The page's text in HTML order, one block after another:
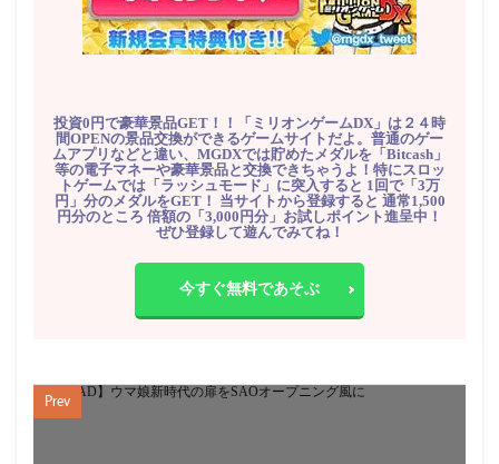
投資0円で豪華景品GET！！「ミリオンゲームDX」は２４時
間OPENの景品交換ができるゲームサイトだよ。普通のゲー
ムアプリなどと違い、MGDXでは貯めたメダルを「Bitcash」
等の電子マネーや豪華景品と交換できちゃうよ！特にスロッ
トゲームでは「ラッシュモード」に突入すると 1回で「3万
円」分のメダルをGET！ 当サイトから登録すると 通常1,500
円分のところ 倍額の「3,000円分」お試しポイント進呈中！
ぜひ登録して遊んでみてね！
今すぐ無料であそぶ
Prev